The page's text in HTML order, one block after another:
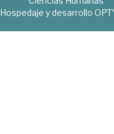
Hospedaje y desarrollo